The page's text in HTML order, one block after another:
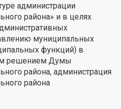
администрации
района» и в целях
муниципальных
функций) в
решением Думы
района, администрация
района